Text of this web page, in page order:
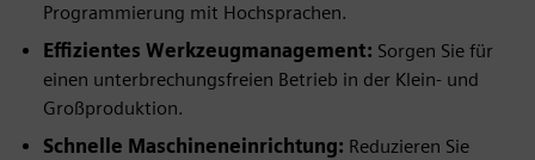
Programmierung mit Hochsprachen.
Effizientes Werkzeugmanagement: Sorgen Sie für
einen unterbrechungsfreien Betrieb in der Klein- und
Großproduktion.
Schnelle Maschineneinrichtung: Reduzieren Sie